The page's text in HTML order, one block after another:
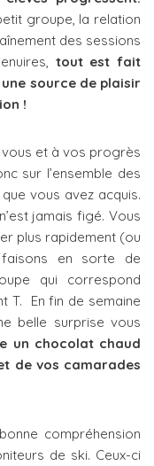
groupe, la relation
des sessions
tout est fait
source de plaisir
!
et à vos progrès
sur l’ensemble des
vous avez acquis.
jamais figé. Vous
plus rapidement (ou
en sorte de
qui correspond
T. En fin de semaine
belle surprise vous
un chocolat chaud
de vos camarades
compréhension
de ski. Ceux-ci